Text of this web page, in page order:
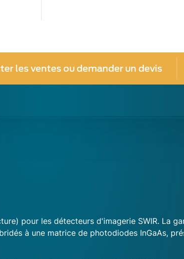
les ventes ou demander un devis
pour les détecteurs d'imagerie SWIR. La
à une matrice de photodiodes InGaAs,